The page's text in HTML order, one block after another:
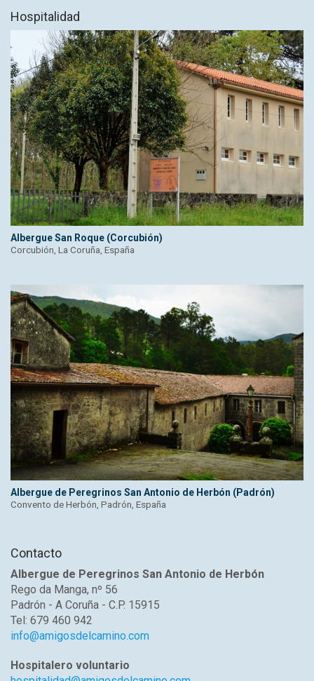
Hospitalidad
Albergue San Roque (Corcubión)
Corcubión, La Coruña, España
Albergue de Peregrinos San Antonio de Herbón (Padrón)
Convento de Herbón, Padrón, España
Contacto
Albergue de Peregrinos San Antonio de Herbón
Rego da Manga, nº 56
Padrón - A Coruña - C.P. 15915
Tel: 679 460 942
info@amigosdelcamino.com
Hospitalero voluntario